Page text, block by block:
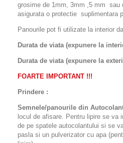
grosime de 1mm, 3mm ,5 mm sau
asigurata o protectie suplimentara
Panourile pot fi utilizate la interior
Durata de viata (expunere la
Durata de viata (expunere la
FOARTE IMPORTANT !!!
Prindere :
Semnele/panourile din
locul de afisare. Pentru lipire se va
de pe spatele autocolantului si se
pasla si un pulverizator cu apa